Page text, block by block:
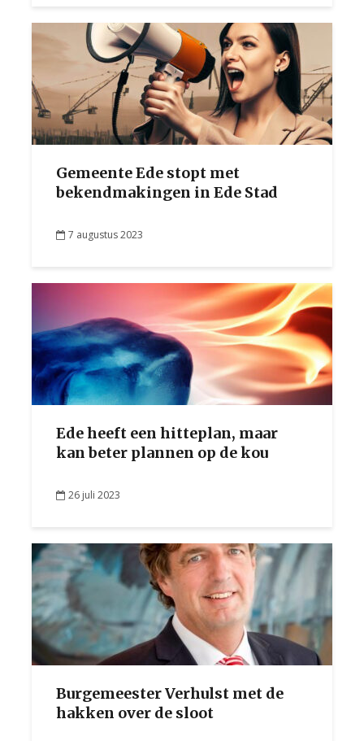
Gemeente Ede stopt met
bekendmakingen in Ede Stad
7 augustus 2023
Ede heeft een hitteplan, maar
kan beter plannen op de kou
26 juli 2023
Burgemeester Verhulst met de
hakken over de sloot